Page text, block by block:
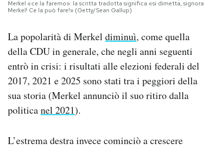
Merkel «ce la faremo»: la scritta tradotta significa «si dimetta, signora
Merkel! Ce la può fare!» (Getty/Sean Gallup)
La popolarità di Merkel diminuì, come quella
della CDU in generale, che negli anni seguenti
entrò in crisi: i risultati alle elezioni federali del
2017, 2021 e 2025 sono stati tra i peggiori della
sua storia (Merkel annunciò il suo ritiro dalla
politicanel 2021).
L’estrema destra invece cominciò a crescere